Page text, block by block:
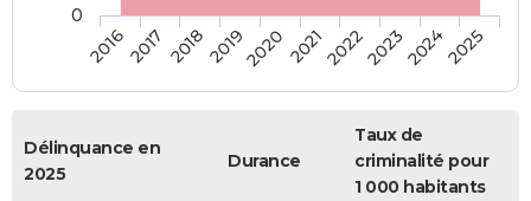
20162017 20182019202020212022202320242025
0
Délinquance en
2025
Durance
Taux de
criminalité pour
1 000 habitants